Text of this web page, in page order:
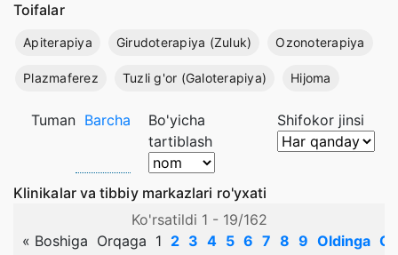
Toifalar
Apiterapiya Girudoterapiya (Zuluk) Ozonoterapiya
Plazmaferez Tuzli g'or (Galoterapiya) Hijoma
Tuman Barcha
Bo'yicha
tartiblash
Shifokor jinsi
Klinikalar va tibbiy markazlari ro'yxati
Ko'rsatildi 1 - 19/162
« Boshiga Orqaga 1 2 3 4 5 6 7 8 9 Oldinga